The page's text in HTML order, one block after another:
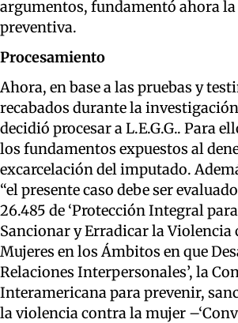
argumentos, fundamentó ahora
preventiva.
Procesamiento
Ahora, en base a las pruebas y
recabados durante la
decidió procesar a L.E.G.G.. Para
los fundamentos expuestos al
excarcelación del imputado.
“el presente caso debe ser
26.485 de ‘Protección Integral
Sancionar y Erradicar la Violencia
Mujeres en los Ámbitos en que
Relaciones Interpersonales’, la
Interamericana para prevenir,
la violencia contra la mujer